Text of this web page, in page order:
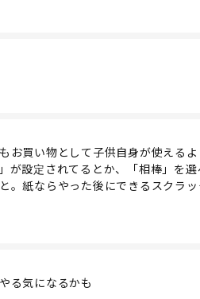
お買い物として子供自身が使える
が設定されてるとか、「相棒」を
。紙ならやった後にできるスクラ
る気になるかも